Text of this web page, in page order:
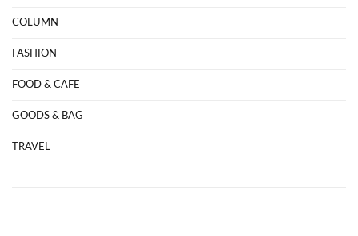
COLUMN
FASHION
FOOD & CAFE
GOODS & BAG
TRAVEL